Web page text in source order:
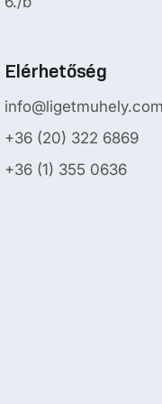
Elérhetőség
+36 (20) 322 6869
+36 (1) 355 0636